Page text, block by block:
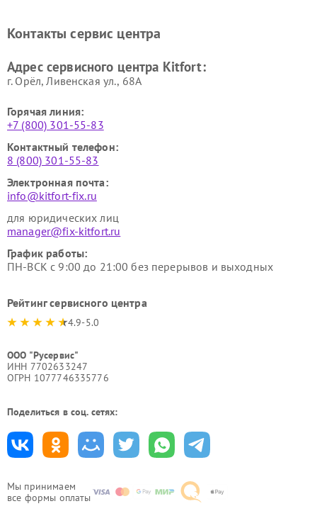
Мы принимаем
все формы оплаты
Kitfort
Kitfort
Kitfort
Kitfort
Контакты сервис центра
Адрес сервисного центра Kitfort:
г. Орёл, Ливенская ул., 68А
Горячая линия:
+7 (800) 301-55-83
Контактный телефон:
8 (800) 301-55-83
Электронная почта:
info@kitfort-fix.ru
для юридических лиц
manager@fix-kitfort.ru
График работы:
ПН-ВСК с 9:00 до 21:00 без перерывов и выходных
Рейтинг сервисного центра
4.9-5.0
ООО "Русервис"
ИНН 7702633247
ОГРН 1077746335776
Поделиться в соц. сетях: